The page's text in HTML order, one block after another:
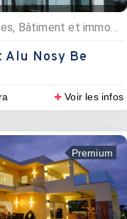
Nosy Be
Voir les infos
Premium